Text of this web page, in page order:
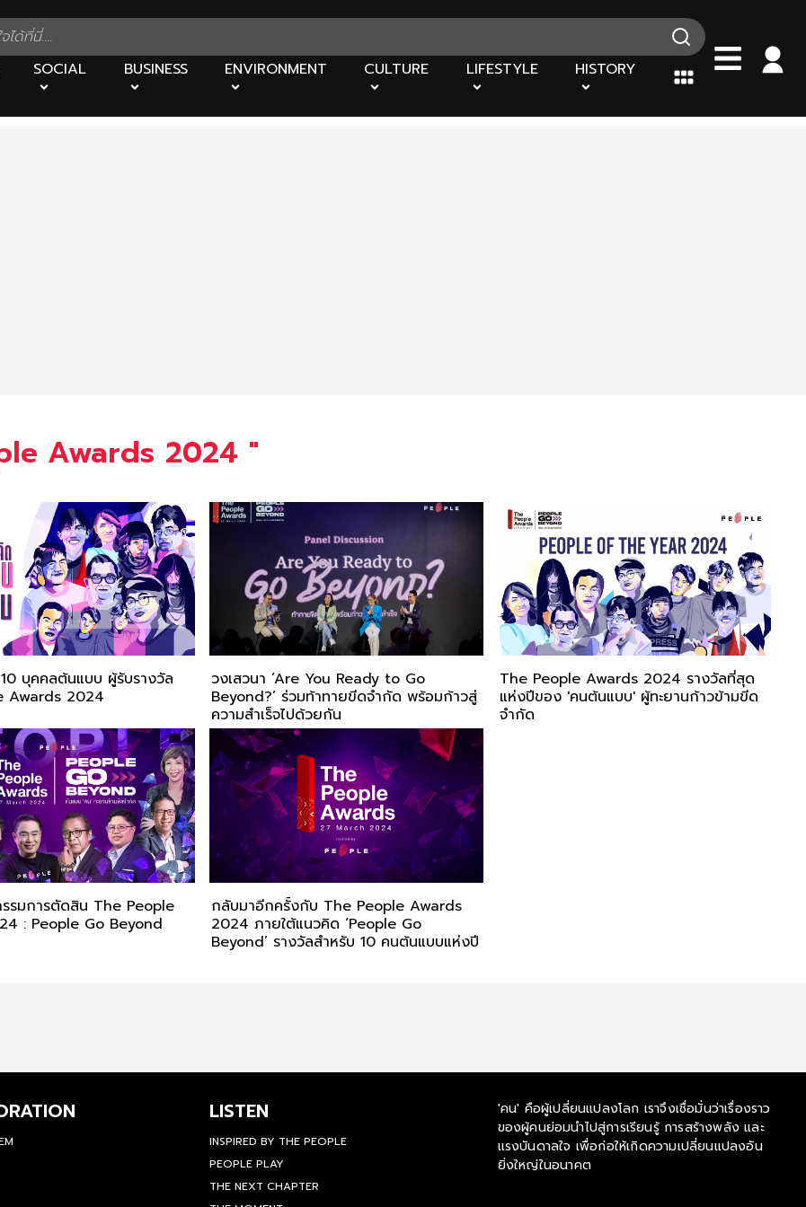
SOCIAL BUSINESS ENVIRONMENT CULTURE LIFESTYLE HISTORY
Awards 2024 "
บุคคลต้นแบบ ผู้รับรางวัล
Awards 2024
วงเสวนา ‘Are You Ready to Go
Beyond?’ ร่วมท้าทายขีดจำกัด พร้อมก้าวสู่
ความสำเร็จไปด้วยกัน
The People Awards 2024 รางวัลที่สุด
แห่งปีของ 'คนต้นแบบ' ผู้ทะยานก้าวข้ามขีด
จำกัด
รมการตัดสิน The People
: People Go Beyond
กลับมาอีกครั้งกับ The People Awards
2024 ภายใต้แนวคิด ‘People Go
Beyond’ รางวัลสำหรับ 10 คนต้นแบบแห่งปี
LISTEN
INSPIRED BY THE PEOPLE
PEOPLE PLAY
THE NEXT CHAPTER
'คน' คือผู้เปลี่ยนแปลงโลก เราจึงเชื่อมั่นว่าเรื่องราว
ของผู้คนย่อมนำไปสู่การเรียนรู้ การสร้างพลัง และ
แรงบันดาลใจ เพื่อก่อให้เกิดความเปลี่ยนแปลงอัน
ยิ่งใหญ่ในอนาคต